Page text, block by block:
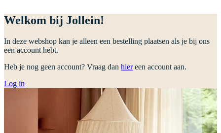
Welkom bij Jollein!
In deze webshop kan je alleen een bestelling plaatsen als je bij ons
een account hebt.
Heb je nog geen account? Vraag dan hiereen account aan.
Log in